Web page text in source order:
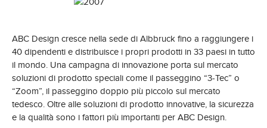
ABC Design cresce nella sede di Albbruck fino a raggiungere i
40 dipendenti e distribuisce i propri prodotti in 33 paesi in tutto
il mondo. Una campagna di innovazione porta sul mercato
soluzioni di prodotto speciali come il passeggino “3-Tec” o
“Zoom”, il passeggino doppio più piccolo sul mercato
tedesco. Oltre alle soluzioni di prodotto innovative, la sicurezza
e la qualità sono i fattori più importanti per ABC Design.